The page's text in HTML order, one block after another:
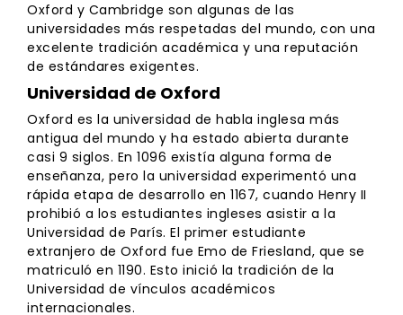
Oxford y Cambridge son algunas de las
universidades más respetadas del mundo, con una
excelente tradición académica y una reputación
de estándares exigentes.
Universidad de Oxford
Oxford es la universidad de habla inglesa más
antigua del mundo y ha estado abierta durante
casi 9 siglos. En 1096 existía alguna forma de
enseñanza, pero la universidad experimentó una
rápida etapa de desarrollo en 1167, cuando Henry II
prohibió a los estudiantes ingleses asistir a la
Universidad de París. El primer estudiante
extranjero de Oxford fue Emo de Friesland, que se
matriculó en 1190. Esto inició la tradición de la
Universidad de vínculos académicos
internacionales.